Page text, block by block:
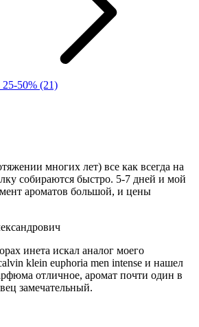
50% (21)
многих лет) все как всегда на
собираются быстро. 5-7 дней и мой
ароматов большой, и цены
инета искал аналог моего
klein euphoria men intense и нашел
отличное, аромат почти один в
замечательный.